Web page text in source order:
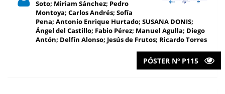
Soto; Miriam Sánchez; Pedro
Montoya; Carlos Andrés; Sofía
Pena; Antonio Enrique Hurtado; SUSANA DONIS;
Ángel del Castillo; Fabio Pérez; Manuel Agulla; Diego
Antón; Delfín Alonso; Jesús de Frutos; Ricardo Torres
PÓSTER Nº P115